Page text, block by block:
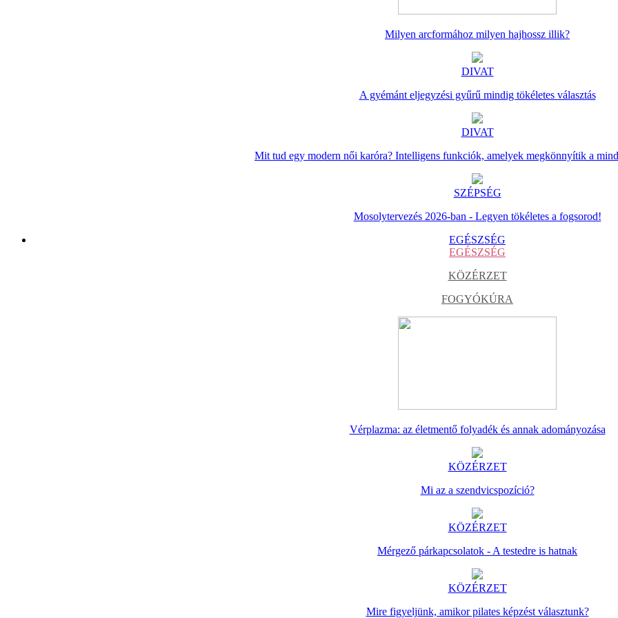
Milyen arcformához milyen hajhossz illik?
DIVAT
A gyémánt eljegyzési gyűrű mindig tökéletes választás
DIVAT
Mit tud egy modern női karóra? Intelligens funkciók, amelyek megkönnyítik a
SZÉPSÉG
Mosolytervezés 2026-ban - Legyen tökéletes a fogsorod!
EGÉSZSÉG
EGÉSZSÉG
KÖZÉRZET
FOGYÓKÚRA
Vérplazma: az életmentő folyadék és annak adományozása
KÖZÉRZET
Mi az a szendvicspozíció?
KÖZÉRZET
Mérgező párkapcsolatok - A testedre is hatnak
KÖZÉRZET
Mire figyeljünk, amikor pilates képzést választunk?